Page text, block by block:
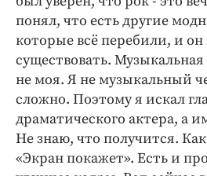
понял, что есть другие
которые всё перебили, и
существовать.
не моя. Я не музыкальный
сложно. Поэтому я искал
драматического актера, а
Не знаю, что получится. Как
«Экран покажет». Есть и